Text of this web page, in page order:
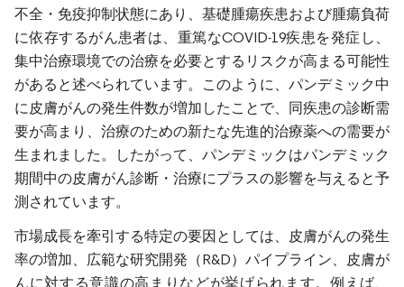
不全・免疫抑制状態にあり、基礎腫瘍疾患および腫瘍負荷
に依存するがん患者は、重篤なCOVID-19疾患を発症し、
集中治療環境での治療を必要とするリスクが高まる可能性
があると述べられています。このように、パンデミック中
に皮膚がんの発生件数が増加したことで、同疾患の診断需
要が高まり、治療のための新たな先進的治療薬への需要が
生まれました。したがって、パンデミックはパンデミック
期間中の皮膚がん診断・治療にプラスの影響を与えると予
測されています。
市場成長を牽引する特定の要因としては、皮膚がんの発生
率の増加、広範な研究開発（R&D）パイプライン、皮膚が
んに対する意識の高まりなどが挙げられます。例えば、